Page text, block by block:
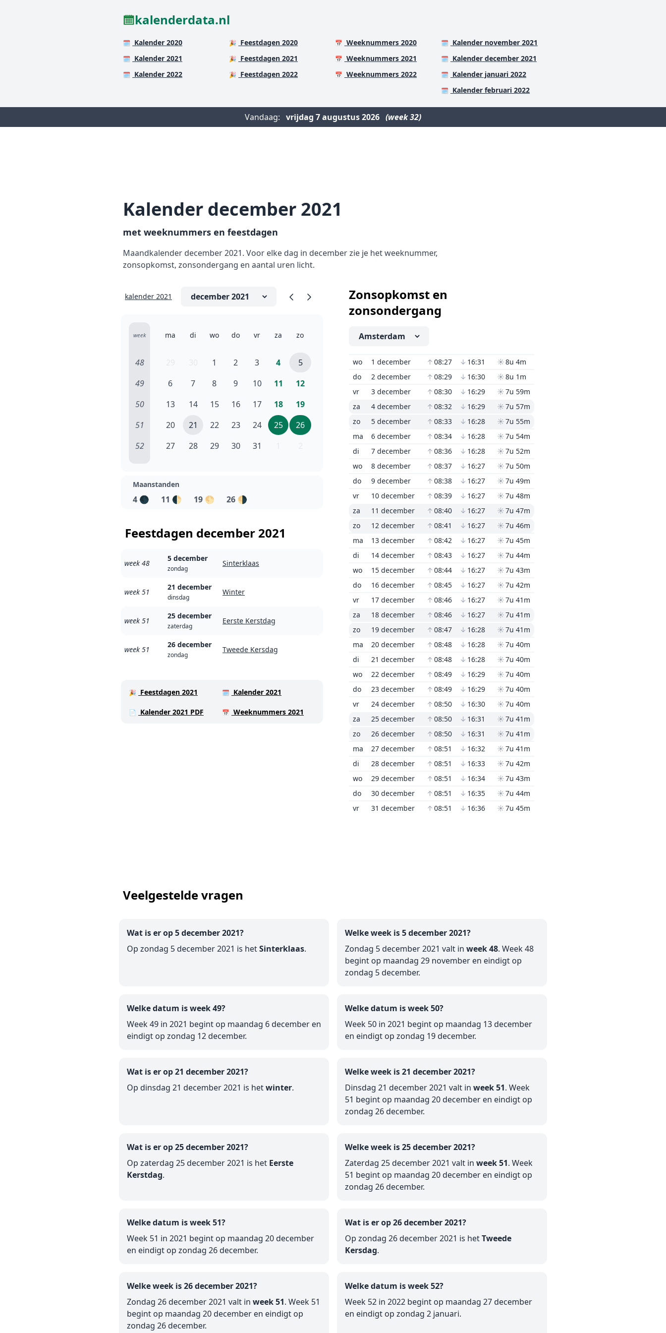
kalenderdata.nl
🗓️ Kalender 2020
🗓️ Kalender 2021
🗓️ Kalender 2022
🎉 Feestdagen 2020
🎉 Feestdagen 2021
🎉 Feestdagen 2022
📅 Weeknummers 2020
📅 Weeknummers 2021
📅 Weeknummers 2022
🗓️ Kalender november 2021
🗓️ Kalender december 2021
🗓️ Kalender januari 2022
🗓️ Kalender februari 2022
Vandaag: vrijdag 7 augustus 2026 (week 32)
Kalender december 2021
met weeknummers en feestdagen
Maandkalender december 2021. Voor elke dag in december zie je het weeknummer,
zonsopkomst, zonsondergang en aantal uren licht.
kalender 2021
week ma di wo do vr za zo
48 1 2 3 4
5
49
6 7 8 9 10 11
12
50
13 14 15 16 17 18
19
51
20 21 22 23 24 25
26
52
27 28 29 30 31
Maanstanden
4 🌑 11 🌓 19 🌕 26 🌗
Feestdagen december 2021
week 48
5 december
zondag
Sinterklaas
week 51
21 december
dinsdag
Winter
week 51
25 december
zaterdag
Eerste Kerstdag
week 51
26 december
zondag
Tweede Kersdag
🎉 Feestdagen 2021 🗓️ Kalender 2021
📄 Kalender 2021 PDF 📅 Weeknummers 2021
Zonsopkomst en
zonsondergang
wo 1 december ↑ 08:27 ↓ 16:31 ☀8u 4m
do
2 december ↑ 08:29 ↓ 16:30 ☀8u 1m
vr
3 december ↑ 08:30 ↓ 16:29 ☀7u 59m
za
4 december ↑ 08:32 ↓ 16:29 ☀7u 57m
zo
5 december ↑ 08:33 ↓ 16:28 ☀7u 55m
ma
6 december ↑ 08:34 ↓ 16:28 ☀7u 54m
di
7 december ↑ 08:36 ↓ 16:28 ☀7u 52m
wo
8 december ↑ 08:37 ↓ 16:27 ☀7u 50m
do
9 december ↑ 08:38 ↓ 16:27 ☀7u 49m
vr
10 december ↑ 08:39 ↓ 16:27 ☀7u 48m
za
11 december ↑ 08:40 ↓ 16:27 ☀7u 47m
zo
12 december ↑ 08:41 ↓ 16:27 ☀7u 46m
ma
13 december ↑ 08:42 ↓ 16:27 ☀7u 45m
di
14 december ↑ 08:43 ↓ 16:27 ☀7u 44m
wo
15 december ↑ 08:44 ↓ 16:27 ☀7u 43m
do
16 december ↑ 08:45 ↓ 16:27 ☀7u 42m
vr
17 december ↑ 08:46 ↓ 16:27 ☀7u 41m
za
18 december ↑ 08:46 ↓ 16:27 ☀7u 41m
zo
19 december ↑ 08:47 ↓ 16:28 ☀7u 41m
ma
20 december ↑ 08:48 ↓ 16:28 ☀7u 40m
di
21 december ↑ 08:48 ↓ 16:28 ☀7u 40m
wo
22 december ↑ 08:49 ↓ 16:29 ☀7u 40m
do
23 december ↑ 08:49 ↓ 16:29 ☀7u 40m
vr
24 december ↑ 08:50 ↓ 16:30 ☀7u 40m
za
25 december ↑ 08:50 ↓ 16:31 ☀7u 41m
zo
26 december ↑ 08:50 ↓ 16:31 ☀7u 41m
ma
27 december ↑ 08:51 ↓ 16:32 ☀7u 41m
di
28 december ↑ 08:51 ↓ 16:33 ☀7u 42m
wo
29 december ↑ 08:51 ↓ 16:34 ☀7u 43m
do
30 december ↑ 08:51 ↓ 16:35 ☀7u 44m
vr
31 december ↑ 08:51 ↓ 16:36 ☀7u 45m
Veelgestelde vragen
Wat is er op 5 december 2021?
Op zondag 5 december 2021 is hetSinterklaas.
Welke week is 5 december 2021?
Zondag 5 december 2021 valt in week 48. Week 48
begint op maandag 29 november en eindigt op
zondag 5 december.
Welke datum is week 49?
Week 49 in 2021 begint op maandag 6 december en
eindigt op zondag 12 december.
Welke datum is week 50?
Week 50 in 2021 begint op maandag 13 december
en eindigt op zondag 19 december.
Wat is er op 21 december 2021?
Op dinsdag 21 december 2021 is hetwinter.
Welke week is 21 december 2021?
Dinsdag 21 december 2021 valt in week 51. Week
51 begint op maandag 20 december en eindigt op
zondag 26 december.
Wat is er op 25 december 2021?
Op zaterdag 25 december 2021 is het Eerste
Kerstdag.
Welke week is 25 december 2021?
Zaterdag 25 december 2021 valt in week 51. Week
51 begint op maandag 20 december en eindigt op
zondag 26 december.
Welke datum is week 51?
Week 51 in 2021 begint op maandag 20 december
en eindigt op zondag 26 december.
Wat is er op 26 december 2021?
Op zondag 26 december 2021 is hetTweede
Kersdag.
Welke week is 26 december 2021?
Zondag 26 december 2021 valt in week 51. Week 51
begint op maandag 20 december en eindigt op
zondag 26 december.
Welke datum is week 52?
Week 52 in 2022 begint op maandag 27 december
en eindigt op zondag 2 januari.